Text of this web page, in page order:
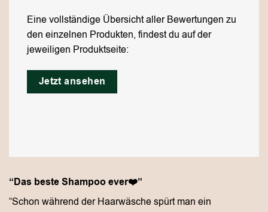
Eine vollständige Übersicht aller Bewertungen zu
den einzelnen Produkten, findest du auf der
jeweiligen Produktseite:
Jetzt ansehen
“Das beste Shampoo ever❤️”
“Schon während der Haarwäsche spürt man ein